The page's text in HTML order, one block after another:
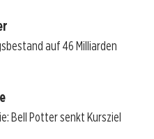
auf 46 Milliarden
Bell Potter senkt Kursziel